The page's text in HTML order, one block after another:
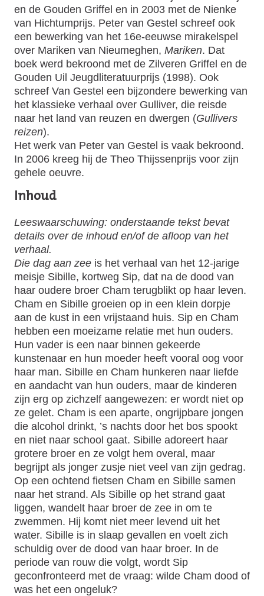
en de Gouden Griffel en in 2003 met de Nienke
van Hichtumprijs. Peter van Gestel schreef ook
een bewerking van het 16e-eeuwse mirakelspel
over Mariken van Nieumeghen, Mariken. Dat
boek werd bekroond met de Zilveren Griffel en de
Gouden Uil Jeugdliteratuurprijs (1998). Ook
schreef Van Gestel een bijzondere bewerking van
het klassieke verhaal over Gulliver, die reisde
naar het land van reuzen en dwergen (Gullivers
reizen).
Het werk van Peter van Gestel is vaak bekroond.
In 2006 kreeg hij de Theo Thijssenprijs voor zijn
gehele oeuvre.
Inhoud
Leeswaarschuwing: onderstaande tekst bevat
details over de inhoud en/of de afloop van het
verhaal.
Die dag aan zee is het verhaal van het 12-jarige
meisje Sibille, kortweg Sip, dat na de dood van
haar oudere broer Cham terugblikt op haar leven.
Cham en Sibille groeien op in een klein dorpje
aan de kust in een vrijstaand huis. Sip en Cham
hebben een moeizame relatie met hun ouders.
Hun vader is een naar binnen gekeerde
kunstenaar en hun moeder heeft vooral oog voor
haar man. Sibille en Cham hunkeren naar liefde
en aandacht van hun ouders, maar de kinderen
zijn erg op zichzelf aangewezen: er wordt niet op
ze gelet. Cham is een aparte, ongrijpbare jongen
die alcohol drinkt, ’s nachts door het bos spookt
en niet naar school gaat. Sibille adoreert haar
grotere broer en ze volgt hem overal, maar
begrijpt als jonger zusje niet veel van zijn gedrag.
Op een ochtend fietsen Cham en Sibille samen
naar het strand. Als Sibille op het strand gaat
liggen, wandelt haar broer de zee in om te
zwemmen. Hij komt niet meer levend uit het
water. Sibille is in slaap gevallen en voelt zich
schuldig over de dood van haar broer. In de
periode van rouw die volgt, wordt Sip
geconfronteerd met de vraag: wilde Cham dood of
was het een ongeluk?